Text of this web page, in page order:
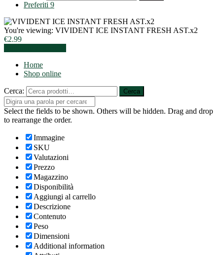
Preferiti 9
You're viewing: VIVIDENT ICE INSTANT FRESH AST.x2
€2.99
Home
Shop online
Cerca: Cerca
Select the fields to be shown. Others will be hidden. Drag and drop
to rearrange the order.
Immagine
SKU
Valutazioni
Prezzo
Magazzino
Disponibilità
Aggiungi al carrello
Descrizione
Contenuto
Peso
Dimensioni
Additional information